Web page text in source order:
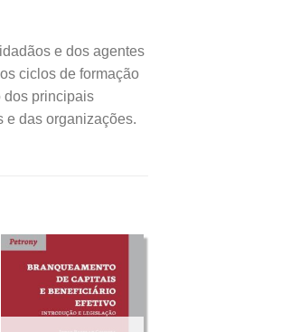
e dos agentes
ciclos de formação
dos principais
e das organizações.